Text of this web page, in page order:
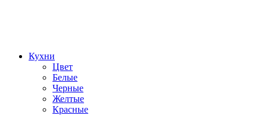
Кухни
Цвет
Белые
Черные
Желтые
Красные